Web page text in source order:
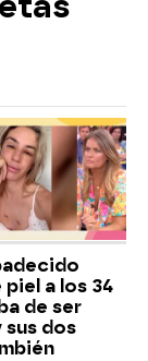
a los 34
de ser
sus dos